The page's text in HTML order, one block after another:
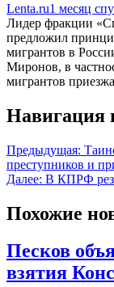
Lenta.ru1 месяц
Лидер фракции
предложил
мигрантов в
Миронов, в
мигрантов
Навигация
Предыдущая:
преступников и
Далее: В КПРФ
Похожие
Песков
взятия